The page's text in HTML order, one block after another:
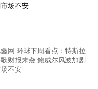
网 环球下周看点：特斯拉
财报来袭 鲍威尔风波加剧
不安